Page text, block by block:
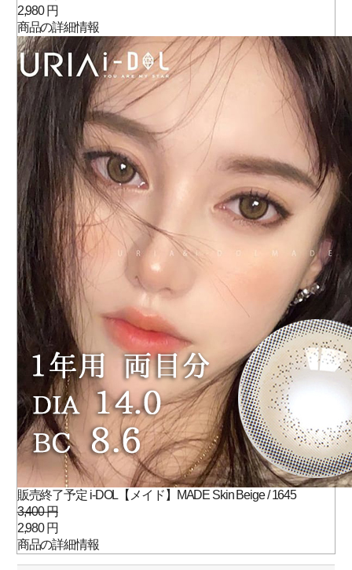
2,980 円
商品の詳細情報
販売終了予定 i-DOL【メイド】MADE Skin Beige / 1645
3,400 円
2,980 円
商品の詳細情報